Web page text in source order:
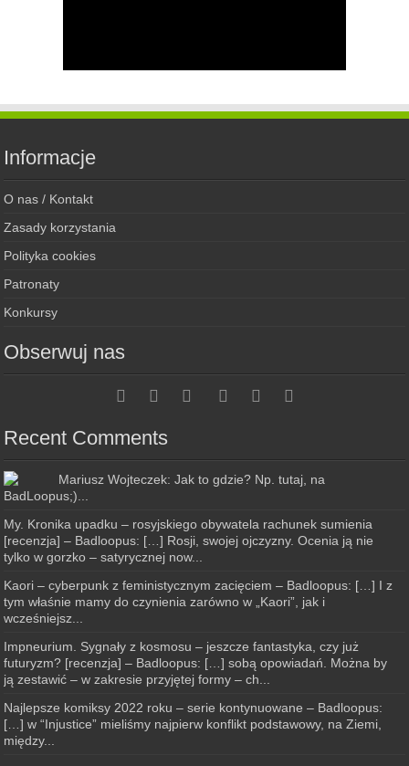
Informacje
O nas / Kontakt
Zasady korzystania
Polityka cookies
Patronaty
Konkursy
Obserwuj nas
Recent Comments
Mariusz Wojteczek: Jak to gdzie? Np. tutaj, na
BadLoopus;)...
My. Kronika upadku – rosyjskiego obywatela rachunek sumienia
[recenzja] – Badloopus: […] Rosji, swojej ojczyzny. Ocenia ją nie
tylko w gorzko – satyrycznej now...
Kaori – cyberpunk z feministycznym zacięciem – Badloopus: […] I z
tym właśnie mamy do czynienia zarówno w „Kaori”, jak i
wcześniejsz...
Impneurium. Sygnały z kosmosu – jeszcze fantastyka, czy już
futuryzm? [recenzja] – Badloopus: […] sobą opowiadań. Można by
ją zestawić – w zakresie przyjętej formy – ch...
Najlepsze komiksy 2022 roku – serie kontynuowane – Badloopus:
[…] w “Injustice” mieliśmy najpierw konflikt podstawowy, na Ziemi,
między...